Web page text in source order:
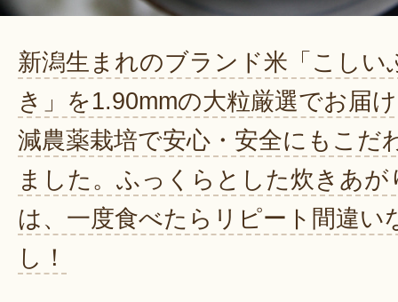
新潟生まれのブランド米「こしい
き」を1.90mmの大粒厳選でお届
減農薬栽培で安心・安全にもこだ
ました。ふっくらとした炊きあが
は、一度食べたらリピート間違い
し！